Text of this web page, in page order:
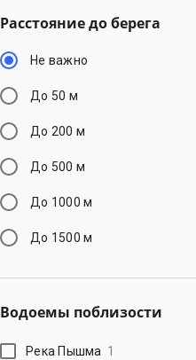
Расстояние до берега
Не важно
До 50 м
До 200 м
До 500 м
До 1000 м
До 1500 м
Водоемы поблизости
Река Пышма 1